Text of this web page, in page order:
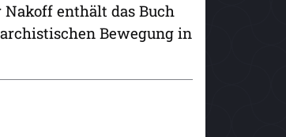
enthält das Buch
Bewegung in